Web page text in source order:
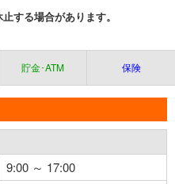
する場合があります。
貯金･ATM 保険
9:00 ～ 17:00